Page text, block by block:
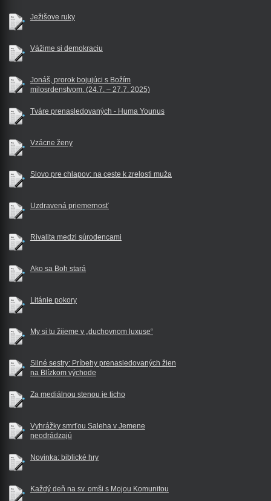
Ježišove ruky
Vážime si demokraciu
Jonáš, prorok bojujúci s Božím
milosrdenstvom. (24.7. – 27.7. 2025)
Tváre prenasledovaných - Huma Younus
Vzácne ženy
Slovo pre chlapov: na ceste k zrelosti muža
Uzdravená priemernosť
Rivalita medzi súrodencami
Ako sa Boh stará
Litánie pokory
My si tu žijeme v „duchovnom luxuse“
Silné sestry: Príbehy prenasledovaných žien
na Blízkom východe
Za mediálnou stenou je ticho
Vyhrážky smrťou Saleha v Jemene
neodrádzajú
Novinka: biblické hry
Každý deň na sv. omši s Mojou Komunitou